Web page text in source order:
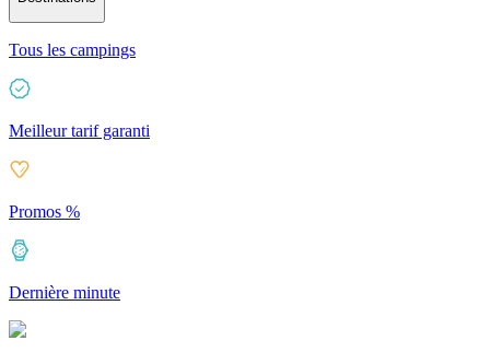
Tous les campings
Meilleur tarif garanti
Promos %
Dernière minute